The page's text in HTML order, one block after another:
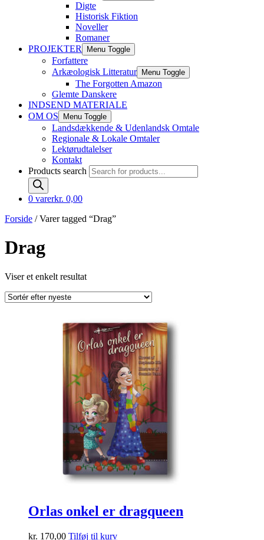
Digte
Historisk Fiktion
Noveller
Romaner
PROJEKTER
Menu Toggle
Forfattere
Arkæologisk Litteratur
Menu Toggle
The Forgotten Amazon
Glemte Danskere
INDSEND MATERIALE
OM OS
Menu Toggle
Landsdækkende & Udenlandsk Omtale
Regionale & Lokale Omtaler
Lektørudtalelser
Kontakt
Products search
0 varerkr. 0,00
Forside / Varer tagged “Drag”
Drag
Viser et enkelt resultat
Orlas onkel er dragqueen
kr. 170,00 Tilføj til kurv